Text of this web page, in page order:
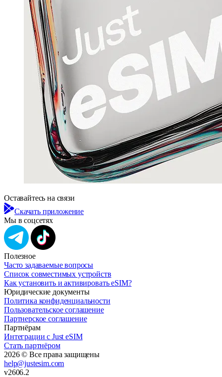
Оставайтесь на связи
Скачать приложение
Мы в соцсетях
Полезное
Часто задаваемые вопросы
Список совместимых устройств
Как установить и активировать eSIM?
Юридические документы
Политика конфиденциальности
Пользовательское соглашение
Партнерское соглашение
Партнёрам
Интеграции с Just eSIM
Стать партнёром
2026 © Все права защищены
help@justesim.com
v2606.2